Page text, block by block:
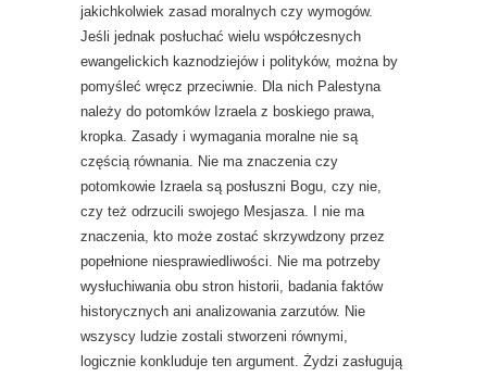
jakichkolwiek zasad moralnych czy wymogów.
Jeśli jednak posłuchać wielu współczesnych
ewangelickich kaznodziejów i polityków, można by
pomyśleć wręcz przeciwnie. Dla nich Palestyna
należy do potomków Izraela z boskiego prawa,
kropka. Zasady i wymagania moralne nie są
częścią równania. Nie ma znaczenia czy
potomkowie Izraela są posłuszni Bogu, czy nie,
czy też odrzucili swojego Mesjasza. I nie ma
znaczenia, kto może zostać skrzywdzony przez
popełnione niesprawiedliwości. Nie ma potrzeby
wysłuchiwania obu stron historii, badania faktów
historycznych ani analizowania zarzutów. Nie
wszyscy ludzie zostali stworzeni równymi,
logicznie konkluduje ten argument. Żydzi zasługują